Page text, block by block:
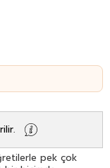
pek çok